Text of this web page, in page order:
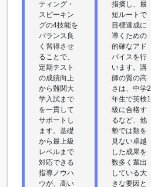
ティング・
スピーキン
グの4技能を
バランス良
く習得させ
ることで、
定期テスト
の成績向上
から難関大
学入試まで
を一貫して
サポートし
ます。基礎
から最上級
レベルまで
対応できる
指導ノウハ
ウが、高い
指摘し、最
短ルートで
目標達成に
導くための
的確なアド
バイスを行
います。講
師の質の高
さは、中学2
年生で英検1
級に合格す
るなど、他
塾では類を
見ない卓越
した成果を
数多く輩出
している大
きな要因と